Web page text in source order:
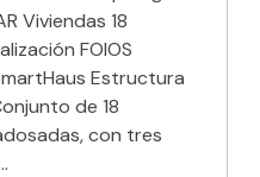
Viviendas 18
FOIOS
Estructura
de 18
con tres